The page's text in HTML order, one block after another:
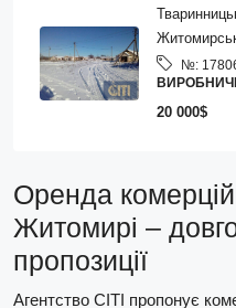
№:
20 000$
Оренда
Житомирі –
пропозиції
Агентство СІТІ пропонує